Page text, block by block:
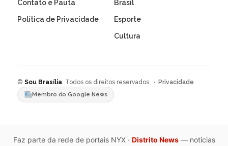
Contato e Pauta
Política de Privacidade
Brasil
Esporte
Cultura
© Sou Brasília. Todos os direitos reservados. · Privacidade
Membro do Google News
Faz parte da rede de portais NYX · Distrito News— noticias